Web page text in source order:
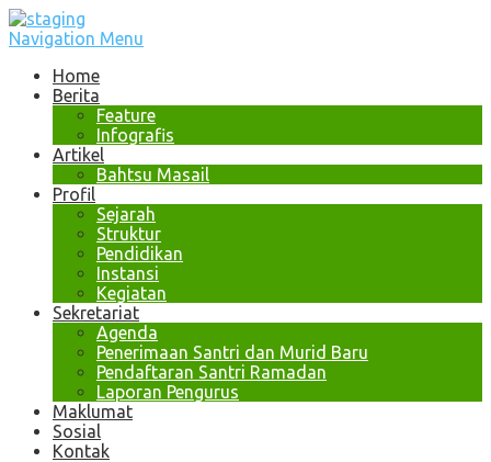
Navigation Menu
Home
Berita
Feature
Infografis
Artikel
Bahtsu Masail
Profil
Sejarah
Struktur
Pendidikan
Instansi
Kegiatan
Sekretariat
Agenda
Penerimaan Santri dan Murid Baru
Pendaftaran Santri Ramadan
Laporan Pengurus
Maklumat
Sosial
Kontak